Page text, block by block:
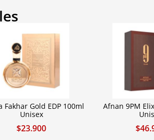
Fakhar Gold EDP 100ml
Unisex
$23.900
Afnan 9PM
$